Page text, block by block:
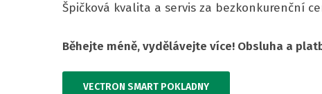
Špičková kvalita a servis za bezkonkurenční
Běhejte méně, vydělávejte více! Obsluha a
VECTRON SMART POKLADNY